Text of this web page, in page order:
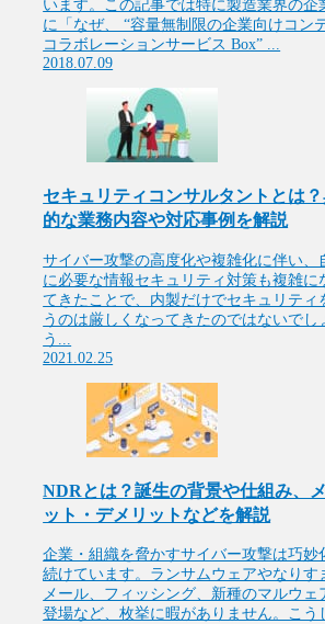
います。この記事では特に製造業界の企
に「なぜ、 “容量無制限の企業向けコン
コラボレーションサービス Box” ...
2018.07.09
セキュリティコンサルタントとは
的な業務内容や対応事例を解説
サイバー攻撃の高度化や複雑化に伴い、
に必要な情報セキュリティ対策も複雑に
てきたことで、内製だけでセキュリティ
うのは厳しくなってきたのではないでし
う...
2021.02.25
NDRとは？誕生の背景や仕組み、
ット・デメリットなどを解説
企業・組織を脅かすサイバー攻撃は巧妙
続けています。ランサムウェアやなりす
メール、フィッシング、新種のマルウェ
登場など、枚挙に暇がありません。こう